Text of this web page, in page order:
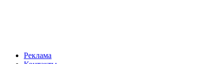
Реклама